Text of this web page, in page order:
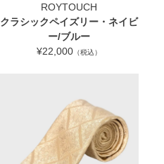
ROYTOUCH
クラシックペイズリー・ネイビ
ー/ブルー
¥22,000 （税込）